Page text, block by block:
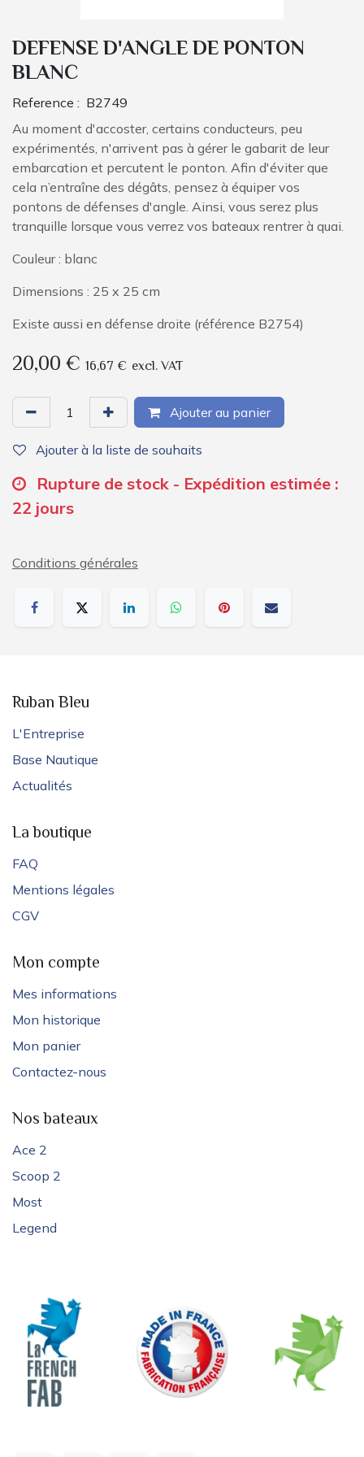
DEFENSE D'ANGLE DE PONTON
BLANC
Reference : B2749
Au moment d'accoster, certains conducteurs, peu
expérimentés, n'arrivent pas à gérer le gabarit de leur
embarcation et percutent le ponton. Afin d'éviter que
cela n’entraîne des dégâts, pensez à équiper vos
pontons de défenses d'angle. Ainsi, vous serez plus
tranquille lorsque vous verrez vos bateaux rentrer à quai.
Couleur : blanc
Dimensions : 25 x 25 cm
Existe aussi en défense droite (référence B2754)
20,00€ 16,67 € excl. VAT
Ajouter au panier
Ajouter à la liste de souhaits
Rupture de stock - Expédition estimée :
22 jours
Conditions générales
Ruban Bleu
L'Entreprise
Base Nautique
Actualités
La boutique
FAQ
Mentions légales
CGV
Mon compte
Mes informations
Mon historique
Mon panier
Contactez-nous
Nos bateaux
Ace 2
Scoop 2
Most
Legend